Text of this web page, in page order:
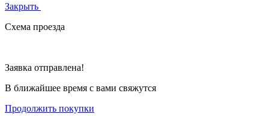
Закрыть
Схема проезда
Заявка отправлена!
В ближайшее время с вами свяжутся
Продолжить покупки